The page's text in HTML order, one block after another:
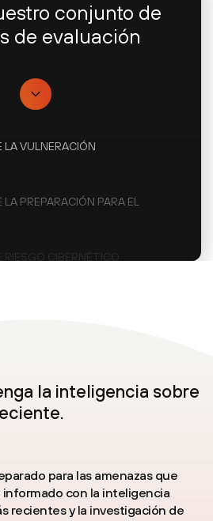
conjunto de
de evaluación
LA VULNERACIÓN
LA PREPARACIÓN PARA EL
PREPARACIÓN PARA
la inteligencia sobre
para las amenazas que
con la inteligencia
recientes y la investigación de